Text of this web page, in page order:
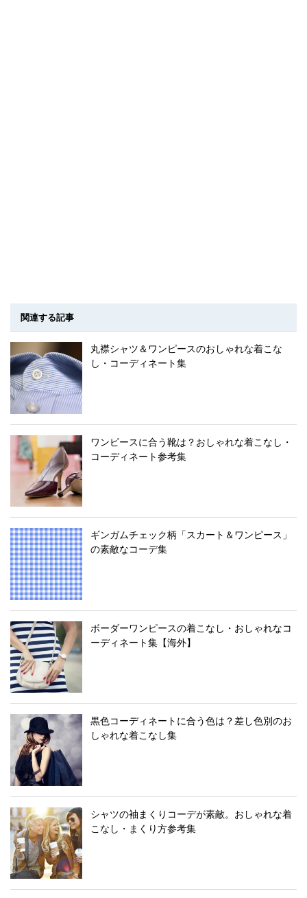
関連する記事
丸襟シャツ＆ワンピースのおしゃれな着こな
し・コーディネート集
ワンピースに合う靴は？おしゃれな着こなし・
コーディネート参考集
ギンガムチェック柄「スカート＆ワンピース」
の素敵なコーデ集
ボーダーワンピースの着こなし・おしゃれなコ
ーディネート集【海外】
黒色コーディネートに合う色は？差し色別のお
しゃれな着こなし集
シャツの袖まくりコーデが素敵。おしゃれな着
こなし・まくり方参考集